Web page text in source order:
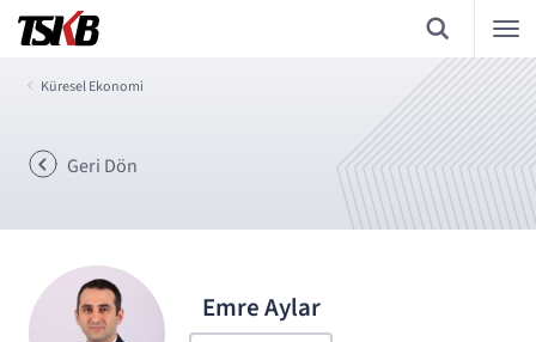
Küresel Ekonomi
Geri Dön
Emre Aylar